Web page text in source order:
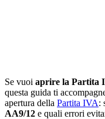
Se vuoi aprire la Partita
questa guida ti
apertura della Partita IVA:
AA9/12 e quali errori